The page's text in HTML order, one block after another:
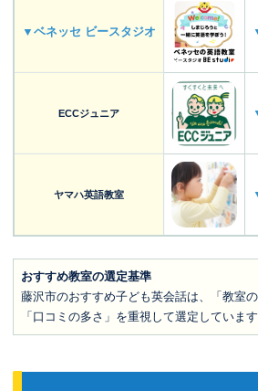
▼ベネッセ ビースタジオ
ECCジュニア
ヤマハ英語教室
おすすめ教室の選定基準
藤沢市のおすすめ子ども英会話は、「教室
「口コミの多さ」を重視して選定しています